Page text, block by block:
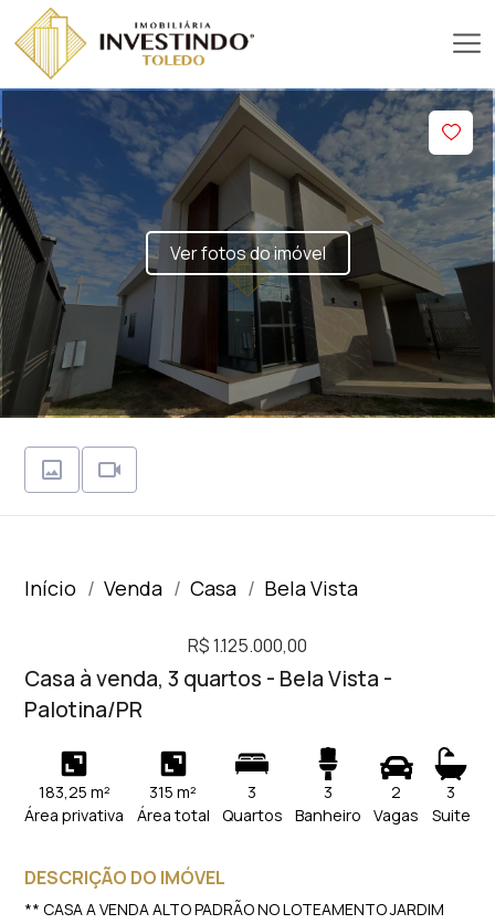
Ver fotos do imóvel
Início Venda Casa Bela Vista
R$ 1.125.000,00
Casa à venda, 3 quartos - Bela Vista -
Palotina/PR
183,25 m²
Área privativa
315 m²
Área total
3
Quartos
3
Banheiro
2
Vagas
3
Suite
DESCRIÇÃO DO IMÓVEL
** CASA A VENDA ALTO PADRÃO NO LOTEAMENTO JARDIM